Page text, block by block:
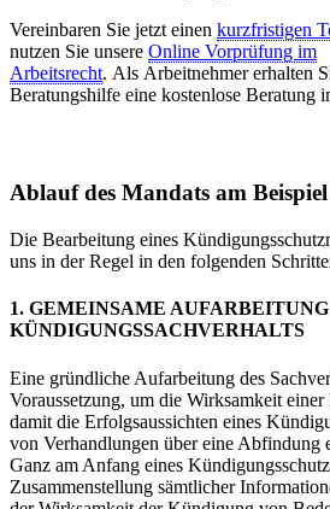
Vereinbaren Sie jetzt einen kurzfristigen
nutzen Sie unsere Online Vorprüfung im
Arbeitsrecht. Als Arbeitnehmer erhalten
Beratungshilfe eine kostenlose Beratung
Ablauf des Mandats am
Die Bearbeitung eines
uns in der Regel in den folgenden
1. GEMEINSAME
KÜNDIGUNGSSACHVERHALTS
Eine gründliche Aufarbeitung des
Voraussetzung, um die Wirksamkeit
damit die Erfolgsaussichten eines
von Verhandlungen über eine Abfindung
Ganz am Anfang eines
Zusammenstellung sämtlicher